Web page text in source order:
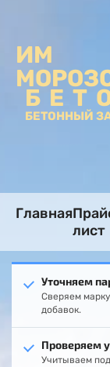
ИМ
БЕТОННЫЙ
Главная
лист
Уточняем
Сверяем
добавок.
Проверяем
Учитываем